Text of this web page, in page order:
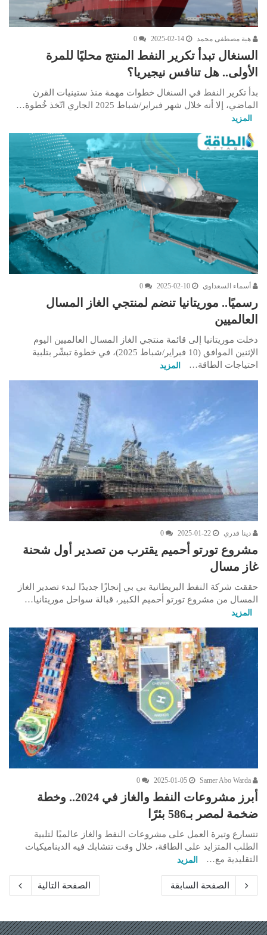
هبة مصطفى محمد 2025-02-14
0
السنغال تبدأ تكرير النفط المنتج محليًا للمرة
الأولى.. هل تنافس نيجيريا؟
بدأ تكرير النفط في السنغال خطوات مهمة منذ ستينيات القرن
الماضي، إلا أنه خلال شهر فبراير/شباط 2025 الجاري اتّخذ خُطوة…
المزيد
أسماء السعداوي 2025-02-10
0
رسميًا.. موريتانيا تنضم لمنتجي الغاز المسال
العالميين
دخلت موريتانيا إلى قائمة منتجي الغاز المسال العالميين اليوم
الإثنين الموافق (10 فبراير/شباط 2025)، في خطوة تبشّر بتلبية
احتياجات الطاقة…
المزيد
دينا قدري 2025-01-22
0
مشروع تورتو أحميم يقترب من تصدير أول شحنة
غاز مسال
حققت شركة النفط البريطانية بي بي إنجازًا جديدًا لبدء تصدير الغاز
المسال من مشروع تورتو أحميم الكبير، قبالة سواحل موريتانيا…
المزيد
2025-01-05
0
أبرز مشروعات النفط والغاز في 2024.. وخطة
ضخمة لمصر بـ586 بئرًا
تتسارع وتيرة العمل على مشروعات النفط والغاز عالميًا لتلبية
الطلب المتزايد على الطاقة، خلال وقت تتشابك فيه الديناميكيات
التقليدية مع…
المزيد
الصفحة السابقة الصفحة التالية